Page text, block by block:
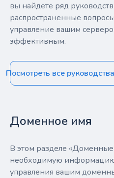
вы найдете ряд
распространенные
управление вашим
эффективным.
Посмотреть все
Доменное имя
В этом разделе
необходимую
управления вашим